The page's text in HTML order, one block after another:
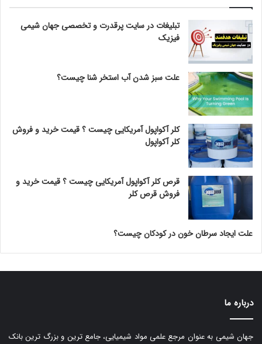
تبلیغات در سایت پرقدرت و تخصصی جهان شیمی
فیزیک
علت سبز شدن آب استخر شنا چیست؟
کلر آکواپول آمریکایی چیست ؟ قیمت خرید و فروش
کلر آکواپول
قرص کلر آکواپول آمریکایی چیست ؟ قیمت خرید و
فروش قرص کلر
علت ایجاد سرطان خون در کودکان چیست؟
درباره ما
جهان شیمی به عنوان مرجع علمی مواد شیمیایی، جامع ترین و بزرگ ترین بانک